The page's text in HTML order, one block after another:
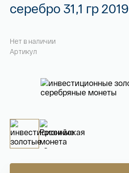
Магазин
Контакты
800 505
495 78682 78
серебро 31,1 гр 2019
Нет в наличии
Артикул